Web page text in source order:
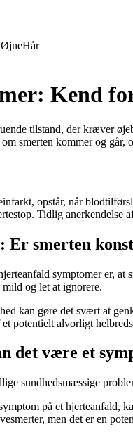
ØjneHår
Kend
tilstand, der kræver
smerten kommer og
opstår, når
Tidlig anerkendelse
Er smerten
symptomer er,
og let at ignorere.
kan gøre det svært at
potentielt alvorligt
det være et
sundhedsmæssige
på et
men det er en